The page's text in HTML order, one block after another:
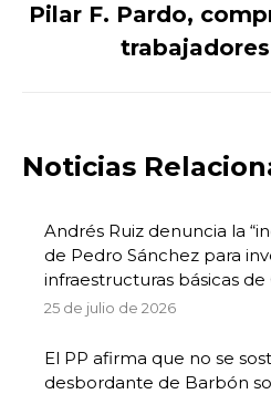
Pilar F. Pardo,
Noticias
Andrés Ruiz denuncia la
de Pedro Sánchez para
infraestructuras básicas de
25 de julio de 2026
El PP afirma que no se
desbordante de Barbón